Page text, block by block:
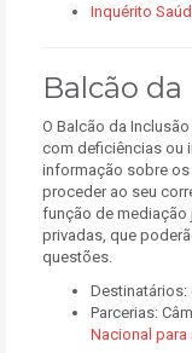
Inquérito
Balcão
O Balcão da
com deficiências ou
informação sobre
proceder ao seu
função de
privadas, que
questões.
Parcerias:
Nacional para